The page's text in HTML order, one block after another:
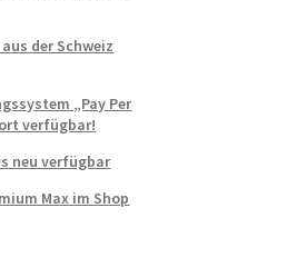
der Schweiz
„Pay Per
verfügbar!
neu verfügbar
Max im Shop